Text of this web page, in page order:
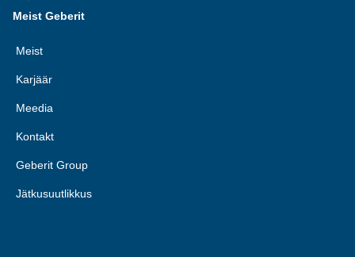
Meist Geberit
Meist
Karjäär
Meedia
Kontakt
Geberit Group
Jätkusuutlikkus